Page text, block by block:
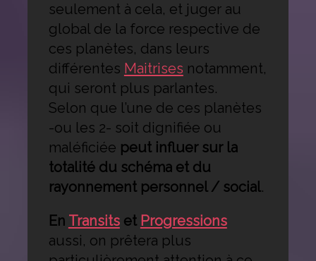
seulement à cela, et juger au
global de la force respective de
ces planètes, dans leurs
différentes Maitrises notamment,
qui seront plus parlantes.
Selon que l’une de ces planètes
-ou les 2- soit dignifiée ou
maléficiée peut influer sur la
totalité du schéma et du
rayonnement personnel / social.
En Transitset Progressions
aussi, on prêtera plus